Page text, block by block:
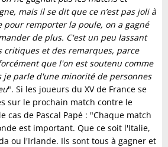
mais il se dit que ce n’est pas joli à
pour remporter la poule, on a gagné
de plus. C'est un peu lassant
critiques et des remarques, parce
que l'on est soutenu comme
je parle d'une minorité de personnes
". Si les joueurs du XV de France se
sur le prochain match contre le
cas de Pascal Papé : "Chaque match
est important. Que ce soit l'Italie,
ou l'Irlande. Ils sont tous à gagner et